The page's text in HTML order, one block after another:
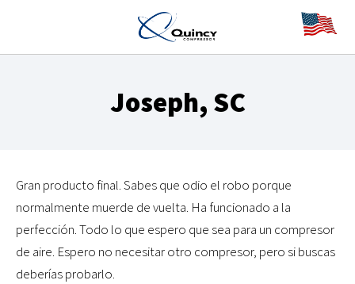
Joseph, SC
Gran producto final. Sabes que odio el robo porque
normalmente muerde de vuelta. Ha funcionado a la
perfección. Todo lo que espero que sea para un compresor
de aire. Espero no necesitar otro compresor, pero si buscas
deberías probarlo.